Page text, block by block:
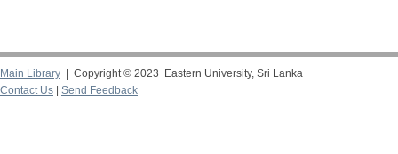
Main Library | Copyright © 2023 Eastern University, Sri Lanka
Contact Us
Send Feedback